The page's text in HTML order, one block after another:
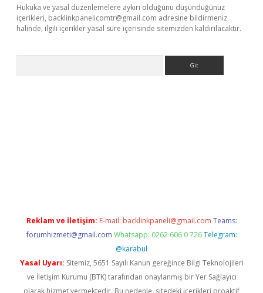
Hukuka ve yasal düzenlemelere aykırı olduğunu düşündüğünüz
içerikleri, backlinkpanelicomtr@gmail.com adresine bildirmeniz
halinde, ilgili içerikler yasal süre içerisinde sitemizden kaldırılacaktır.
Reklam ve İletişim: E-mail: backlinkpaneli@gmail.com Teams:
forumhizmeti@gmail.com Whatsapp: 0262 606 0 726 Telegram:
@karabul
Yasal Uyarı: Sitemiz, 5651 Sayılı Kanun gereğince Bilgi Teknolojileri
ve İletişim Kurumu (BTK) tarafından onaylanmış bir Yer Sağlayıcı
olarak hizmet vermektedir. Bu nedenle, sitedeki içerikleri proaktif